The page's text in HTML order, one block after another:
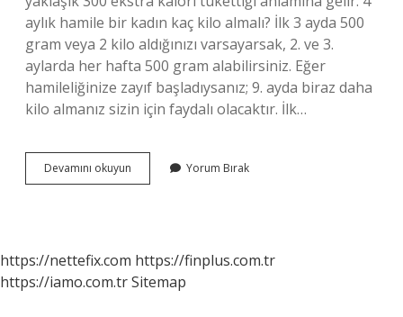
aylık hamile bir kadın kaç kilo almalı? İlk 3 ayda 500
gram veya 2 kilo aldığınızı varsayarsak, 2. ve 3.
aylarda her hafta 500 gram alabilirsiniz. Eğer
hamileliğinize zayıf başladıysanız; 9. ayda biraz daha
kilo almanız sizin için faydalı olacaktır. İlk…
Devamını okuyun
Aylık
Yorum Bırak
https://nettefix.com https://finplus.com.tr
https://iamo.com.trSitemap